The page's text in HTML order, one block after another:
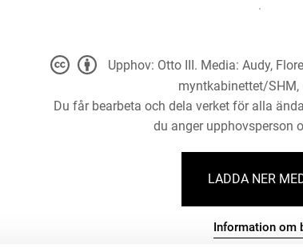
Upphov: Otto III. Media: Audy,
myntkabinettet/SHM,
Du får bearbeta och dela verket för alla
du anger upphovsperson
LADDA NER
Information om